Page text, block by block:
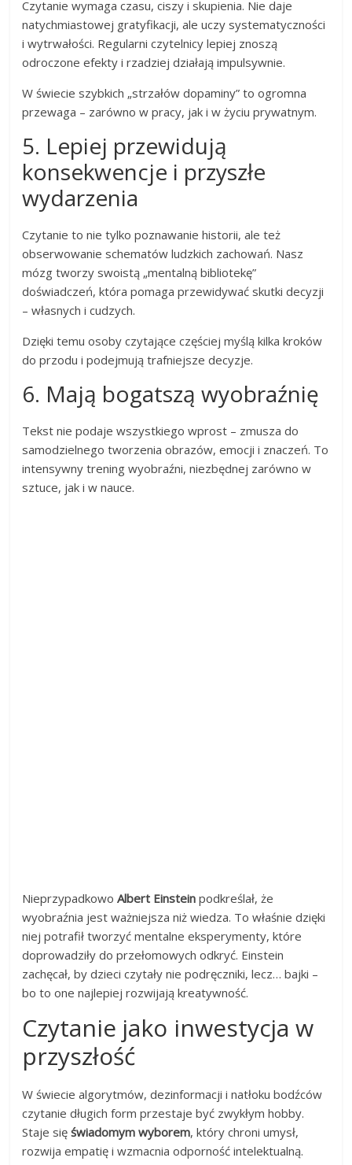
Czytanie wymaga czasu, ciszy i skupienia. Nie daje
natychmiastowej gratyfikacji, ale uczy systematyczności
i wytrwałości. Regularni czytelnicy lepiej znoszą
odroczone efekty i rzadziej działają impulsywnie.
W świecie szybkich „strzałów dopaminy” to ogromna
przewaga – zarówno w pracy, jak i w życiu prywatnym.
5. Lepiej przewidują
konsekwencje i przyszłe
wydarzenia
Czytanie to nie tylko poznawanie historii, ale też
obserwowanie schematów ludzkich zachowań. Nasz
mózg tworzy swoistą „mentalną bibliotekę”
doświadczeń, która pomaga przewidywać skutki decyzji
– własnych i cudzych.
Dzięki temu osoby czytające częściej myślą kilka kroków
do przodu i podejmują trafniejsze decyzje.
6. Mają bogatszą wyobraźnię
Tekst nie podaje wszystkiego wprost – zmusza do
samodzielnego tworzenia obrazów, emocji i znaczeń. To
intensywny trening wyobraźni, niezbędnej zarówno w
sztuce, jak i w nauce.
NieprzypadkowoAlbert Einstein podkreślał, że
wyobraźnia jest ważniejsza niż wiedza. To właśnie dzięki
niej potrafił tworzyć mentalne eksperymenty, które
doprowadziły do przełomowych odkryć. Einstein
zachęcał, by dzieci czytały nie podręczniki, lecz… bajki –
bo to one najlepiej rozwijają kreatywność.
Czytanie jako inwestycja w
przyszłość
W świecie algorytmów, dezinformacji i natłoku bodźców
czytanie długich form przestaje być zwykłym hobby.
Staje sięświadomym wyborem, który chroni umysł,
rozwija empatię i wzmacnia odporność intelektualną.